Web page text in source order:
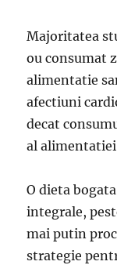
Majoritatea
ou consumat
alimentatie
afectiuni
decat
al
O dieta
integrale,
mai putin
strategie